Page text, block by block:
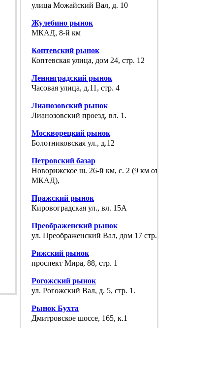
улица Можайский Вал, д. 10
Жулебино рынок
МКАД, 8-й км
Коптевский рынок
Коптевская улица, дом 24, стр. 12
Ленинградский рынок
Часовая улица, д.11, стр. 4
Лианозовский рынок
Лианозовский проезд, вл. 1.
Москворецкий рынок
Болотниковская ул., д.12
Петровский базар
Новорижское ш. 26-й км, с. 2 (9 км от
МКАД),
Пражский рынок
Кировоградская ул., вл. 15А
Преображенский рынок
ул. Преображенский Вал, дом 17 стр. 3
Рижский рынок
проспект Мира, 88, стр. 1
Рогожский рынок
ул. Рогожский Вал, д. 5, стр. 1.
Рынок Бухта
Дмитровское шоссе, 165, к.1